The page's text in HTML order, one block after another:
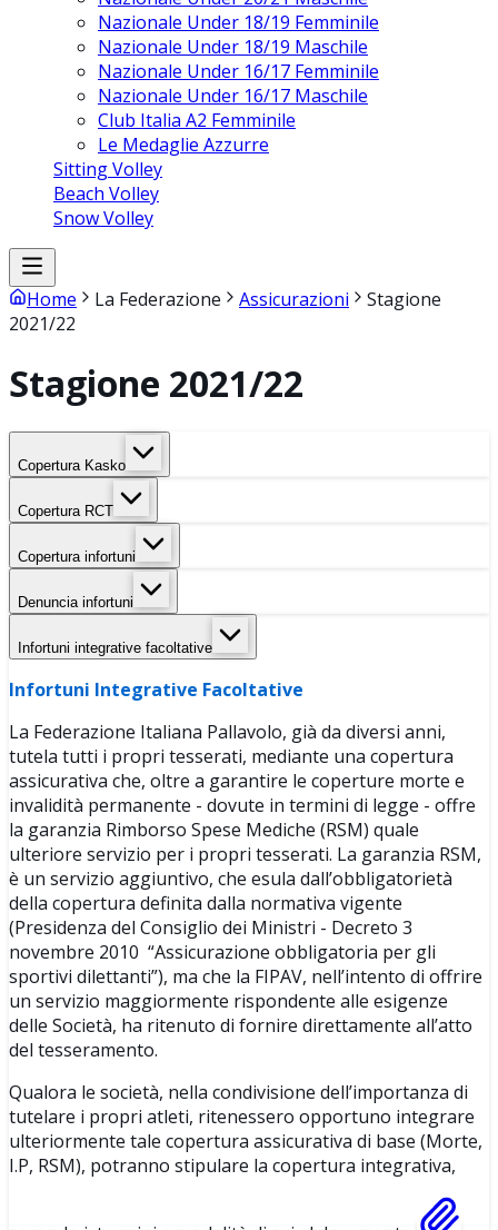
Nazionale Under 18/19 Femminile
Nazionale Under 18/19 Maschile
Nazionale Under 16/17 Femminile
Nazionale Under 16/17 Maschile
Club Italia A2 Femminile
Le Medaglie Azzurre
Sitting Volley
Beach Volley
Snow Volley
Home La Federazione Assicurazioni
Stagione
2021/22
Stagione 2021/22
Copertura Kasko
Copertura RCT
Copertura infortuni
Denuncia infortuni
Infortuni integrative facoltative
Infortuni Integrative Facoltative
La Federazione Italiana Pallavolo, già da diversi anni,
tutela tutti i propri tesserati, mediante una copertura
assicurativa che, oltre a garantire le coperture morte e
invalidità permanente - dovute in termini di legge - offre
la garanzia Rimborso Spese Mediche (RSM) quale
ulteriore servizio per i propri tesserati. La garanzia RSM,
è un servizio aggiuntivo, che esula dall’obbligatorietà
della copertura definita dalla normativa vigente
(Presidenza del Consiglio dei Ministri - Decreto 3
novembre 2010 “Assicurazione obbligatoria per gli
sportivi dilettanti”), ma che la FIPAV, nell’intento di offrire
un servizio maggiormente rispondente alle esigenze
delle Società, ha ritenuto di fornire direttamente all’atto
del tesseramento.
Qualora le società, nella condivisione dell’importanza di
tutelare i propri atleti, ritenessero opportuno integrare
ulteriormente tale copertura assicurativa di base (Morte,
I.P, RSM), potranno stipulare la copertura integrativa,